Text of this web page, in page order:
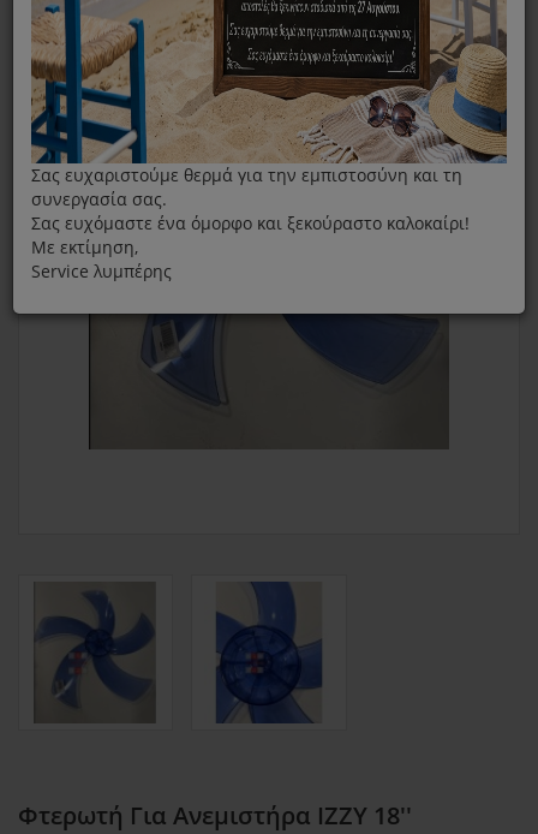
Φτερωτή Για Ανεμιστήρα IZZY 18''
Σας ευχαριστούμε θερμά για την εμπιστοσύνη και τη
συνεργασία σας.
Σας ευχόμαστε ένα όμορφο και ξεκούραστο καλοκαίρι!
Με εκτίμηση,
Service λυμπέρης